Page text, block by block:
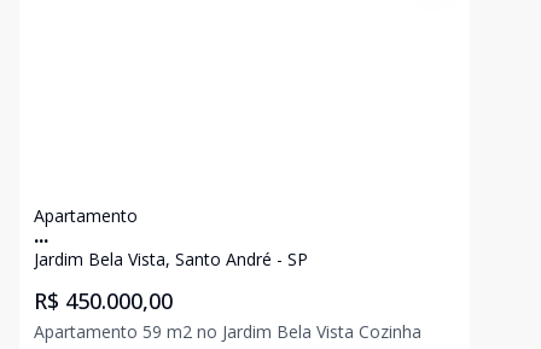
Apartamento
...
Jardim Bela Vista, Santo André - SP
R$ 450.000,00
Apartamento 59 m2 no Jardim Bela Vista Cozinha